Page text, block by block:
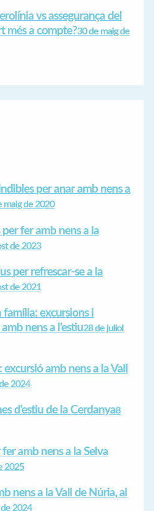
vs assegurança del
més a compte?30 de maig de
per anar amb nens a
maig de 2020
per fer amb nens a la
de 2023
per refrescar-se a la
de 2021
família: excursions i
nens a l’estiu28 de juliol
excursió amb nens a la Vall
2024
d’estiu de la Cerdanya8
amb nens a la Selva
2025
nens a la Vall de Núria, al
2024